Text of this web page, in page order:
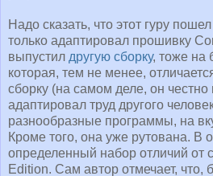
Надо сказать, что этот гуру
только адаптировал прошивку
выпустил другую сборку, тоже на
которая, тем не менее,
сборку (на самом деле, он честно
адаптировал труд другого
разнообразные программы, на
Кроме того, она уже рутована. В
определенный набор отличий от
Edition. Сам автор отмечает, что,